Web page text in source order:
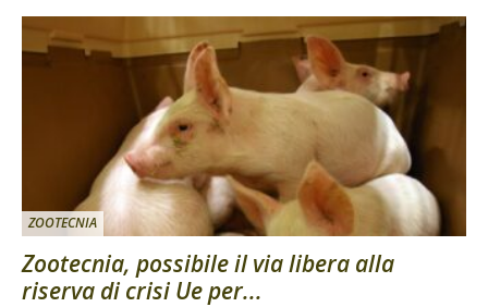
ZOOTECNIA
Zootecnia, possibile il via libera alla
riserva di crisi Ue per...